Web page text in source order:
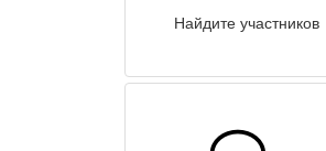
Найдите участников